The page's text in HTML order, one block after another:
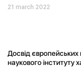
21 march 2022
Досвід європейських
наукового інституту